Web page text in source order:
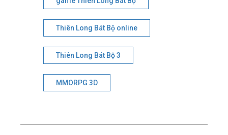
Thiên Long Bát Bộ online
Thiên Long Bát Bộ 3
MMORPG 3D